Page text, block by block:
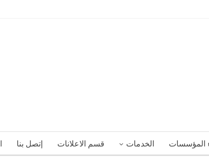
المؤسسات الخدمات قسم الاعلانات إتصل بنا